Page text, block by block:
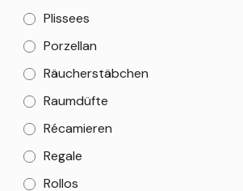
Plissees
Porzellan
Räucherstäbchen
Raumdüfte
Récamieren
Regale
Rollos